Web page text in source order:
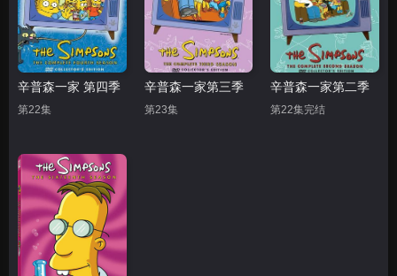
辛普森一家 第四季
第22集
辛普森一家第三季
第23集
辛普森一家第二季
第22集完结